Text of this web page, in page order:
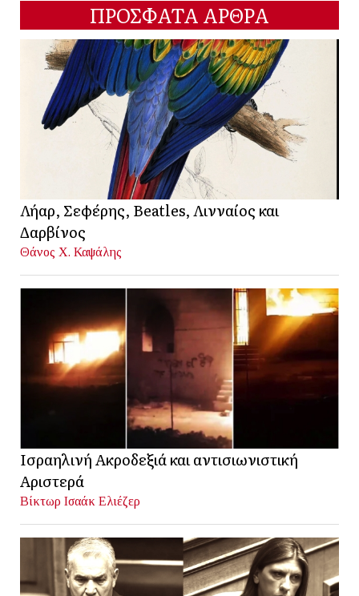
ΠΡΟΣΦΑΤΑ ΑΡΘΡΑ
Λήαρ, Σεφέρης, Beatles, Λινναίος και
Δαρβίνος
Θάνος Χ. Καψάλης
Ισραηλινή Ακροδεξιά και αντισιωνιστική
Αριστερά
Βίκτωρ Ισαάκ Ελιέζερ